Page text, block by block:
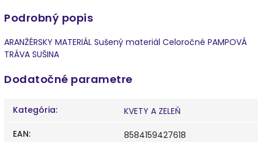
Podrobný popis
ARANŽÉRSKY MATERIÁL Sušený materiál Celoročné PAMPOVÁ
TRÁVA SUŠINA
Dodatočné parametre
Kategória:
KVETY A ZELEŇ
EAN: 8584159427618